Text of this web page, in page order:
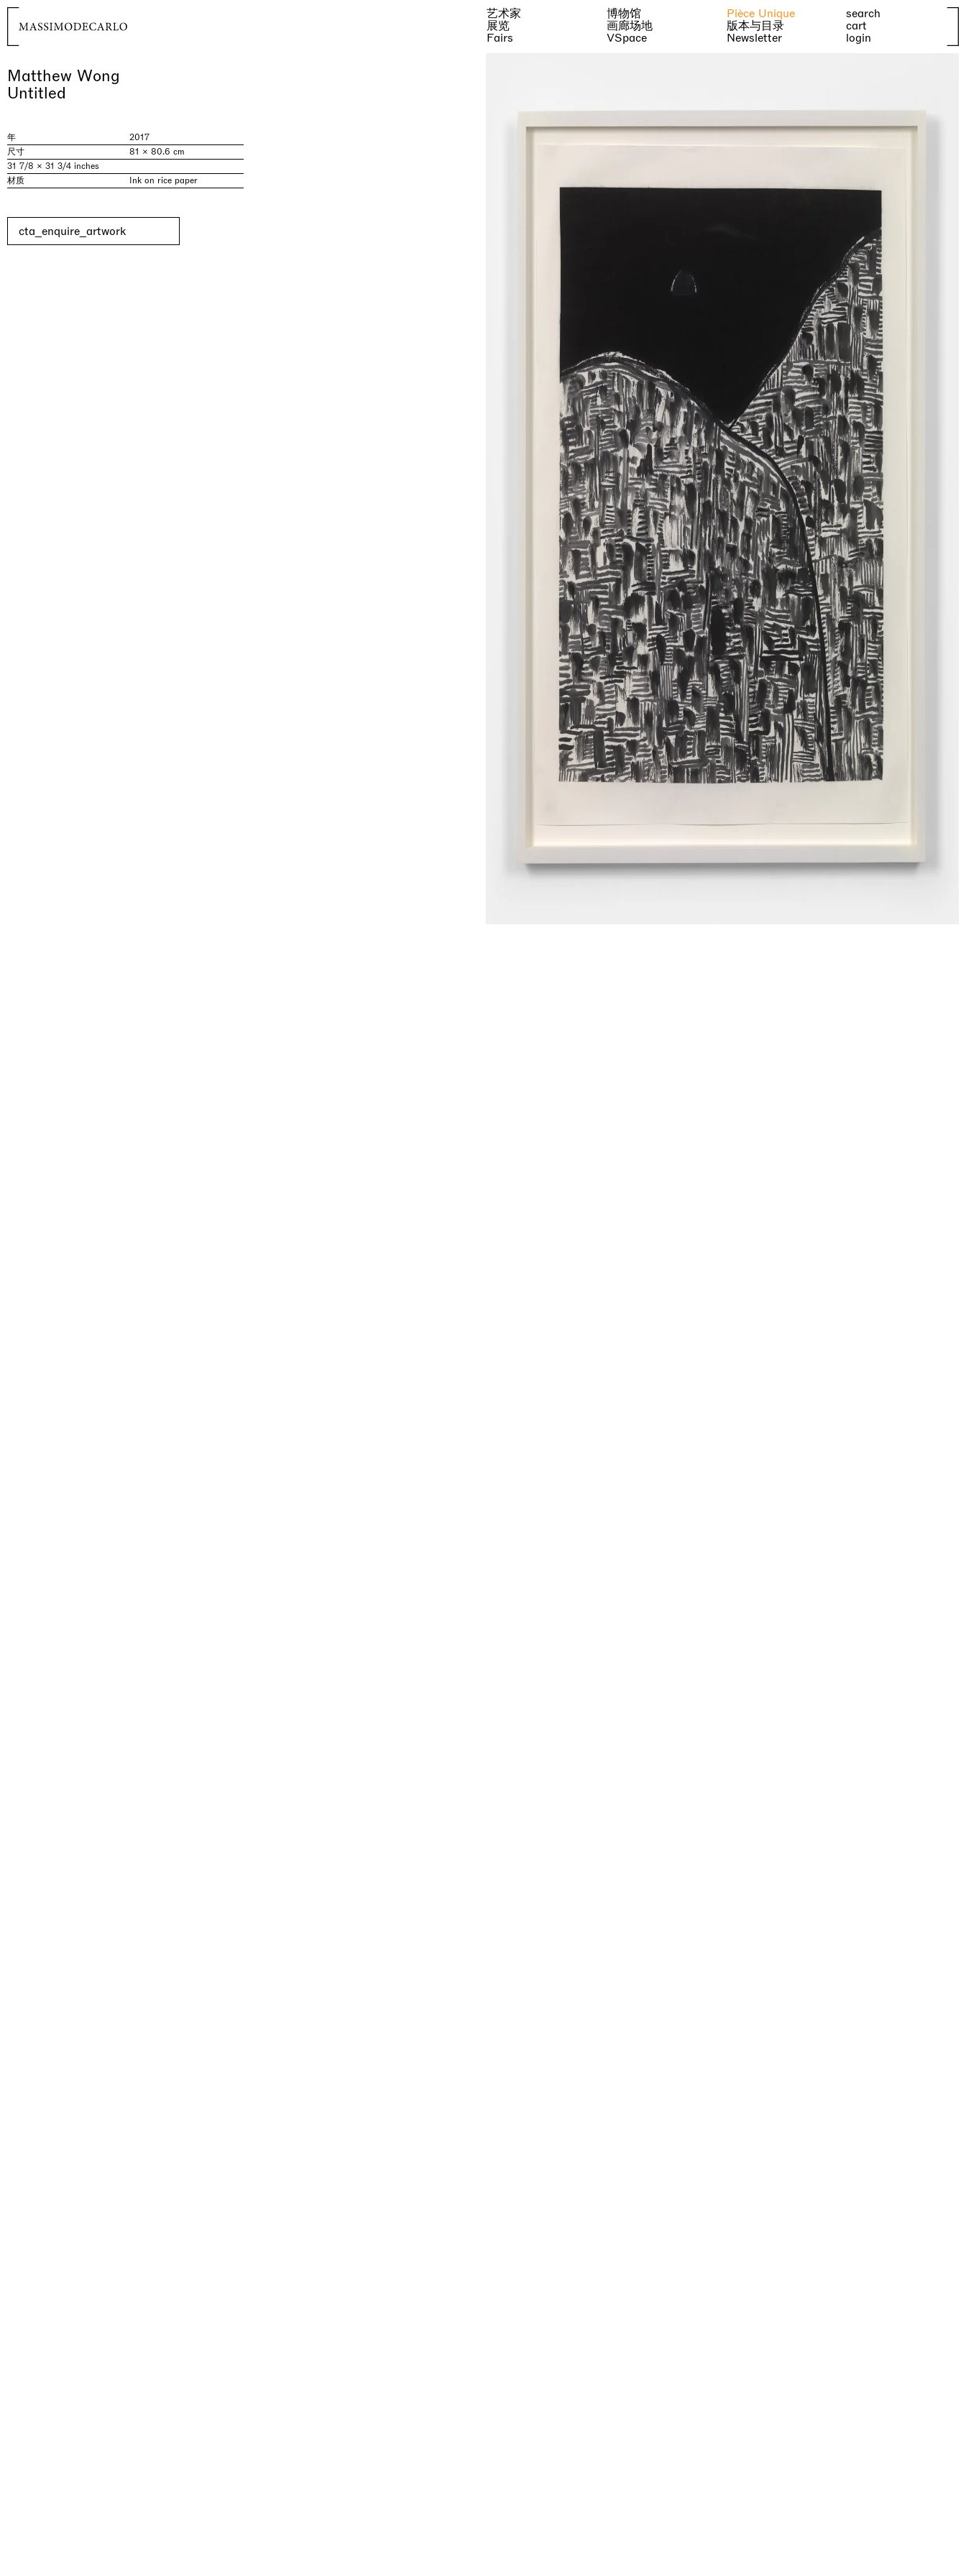
艺术家
展览
Fairs
博物馆
画廊场地
VSpace
Pièce Unique
版本与目录
Newsletter
search
cart
login
Matthew Wong
Untitled
年
2017
尺寸
81 × 80.6 cm
31 7/8 × 31 3/4 inches
材质
Ink on rice paper
cta_enquire_artwork